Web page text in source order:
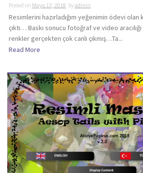
Posted on Mayıs 13, 2018 byadmin
Resimlerini hazırladığım yeğenimin ödevi olan
çıktı… Baskı sonucu fotoğraf ve video
renkler gerçekten çok canlı çıkmış…Ta...
Read More